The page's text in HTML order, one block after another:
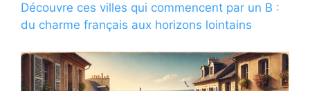
Découvre ces villes qui commencent par un B :
du charme français aux horizons lointains